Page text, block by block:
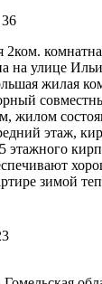
2ком.
на улице
жилая
жилом
этаж,
этажного
зимой